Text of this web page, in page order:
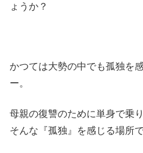
ょうか？
かつては大勢の中でも孤独を
ー。
母親の復讐のために単身で乗
そんな『孤独』を感じる場所